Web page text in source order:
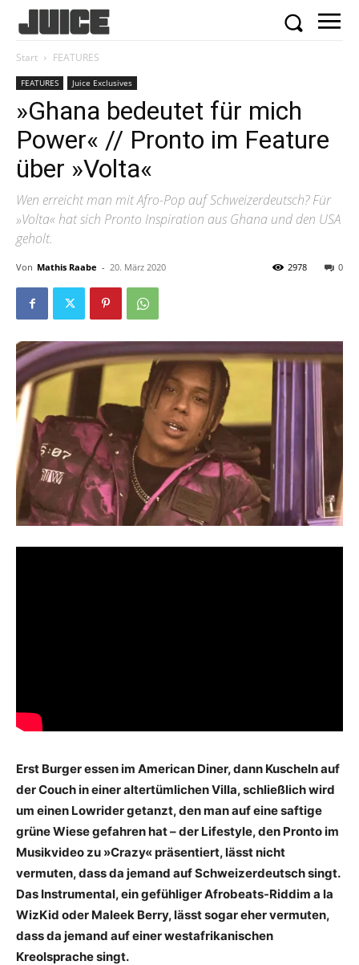
Start FEATURES
FEATURES Juice Exclusives
»Ghana bedeutet für mich
Power« // Pronto im Feature
über »Volta«
Wen erreicht man mit Afro-Pop auf Schweizerdeutsch? Für
»Volta« hat sich Pronto Inspiration aus Ghana und den USA
geholt.
Von Mathis Raabe - 20. März 2020 0
2978
Erst Burger essen im American Diner, dann Kuscheln auf
der Couch in einer altertümlichen Villa, schließlich wird
um einen Lowrider getanzt, den man auf eine saftige
grüne Wiese gefahren hat – der Lifestyle, den Pronto im
Musikvideo zu »Crazy« präsentiert, lässt nicht
vermuten, dass da jemand auf Schweizerdeutsch singt.
Das Instrumental, ein gefühliger Afrobeats-Riddim a la
WizKid oder Maleek Berry, lässt sogar eher vermuten,
dass da jemand auf einer westafrikanischen
Kreolsprache singt.